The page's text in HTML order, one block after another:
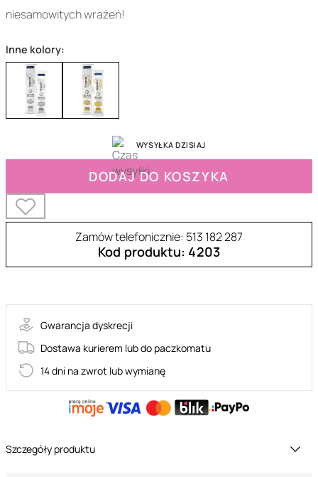
niesamowitych wrażeń!
Inne kolory:
WYSYŁKA DZISIAJ
DODAJ DO KOSZYKA
Zamów telefonicznie: 513 182 287
Kod produktu: 4203
Gwarancja dyskrecji
Dostawa kurierem lub do paczkomatu
14 dni na zwrot lub wymianę
Szczegóły produktu